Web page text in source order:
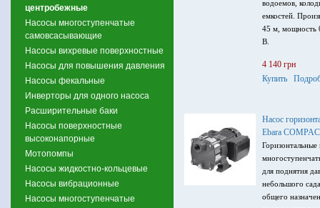
центробежные
Насосы многоступенчатые
самовсасывающие
Насосы вихревые поверхностные
Насосы для повышения давления
Насосы фекальные
Инверторы для одного насоса
Расширительные баки
Насосы поверхностные
высоконапорные
Мотопомпы
Насосы жидкостно-кольцевые
Насосы вибрационные
Насосы многоступенчатые
водоемов,
емкостей.
45 м, мощность
В.
4 140 грн
Купить
Насос
Ebara
для поднятия
небольшого
общего